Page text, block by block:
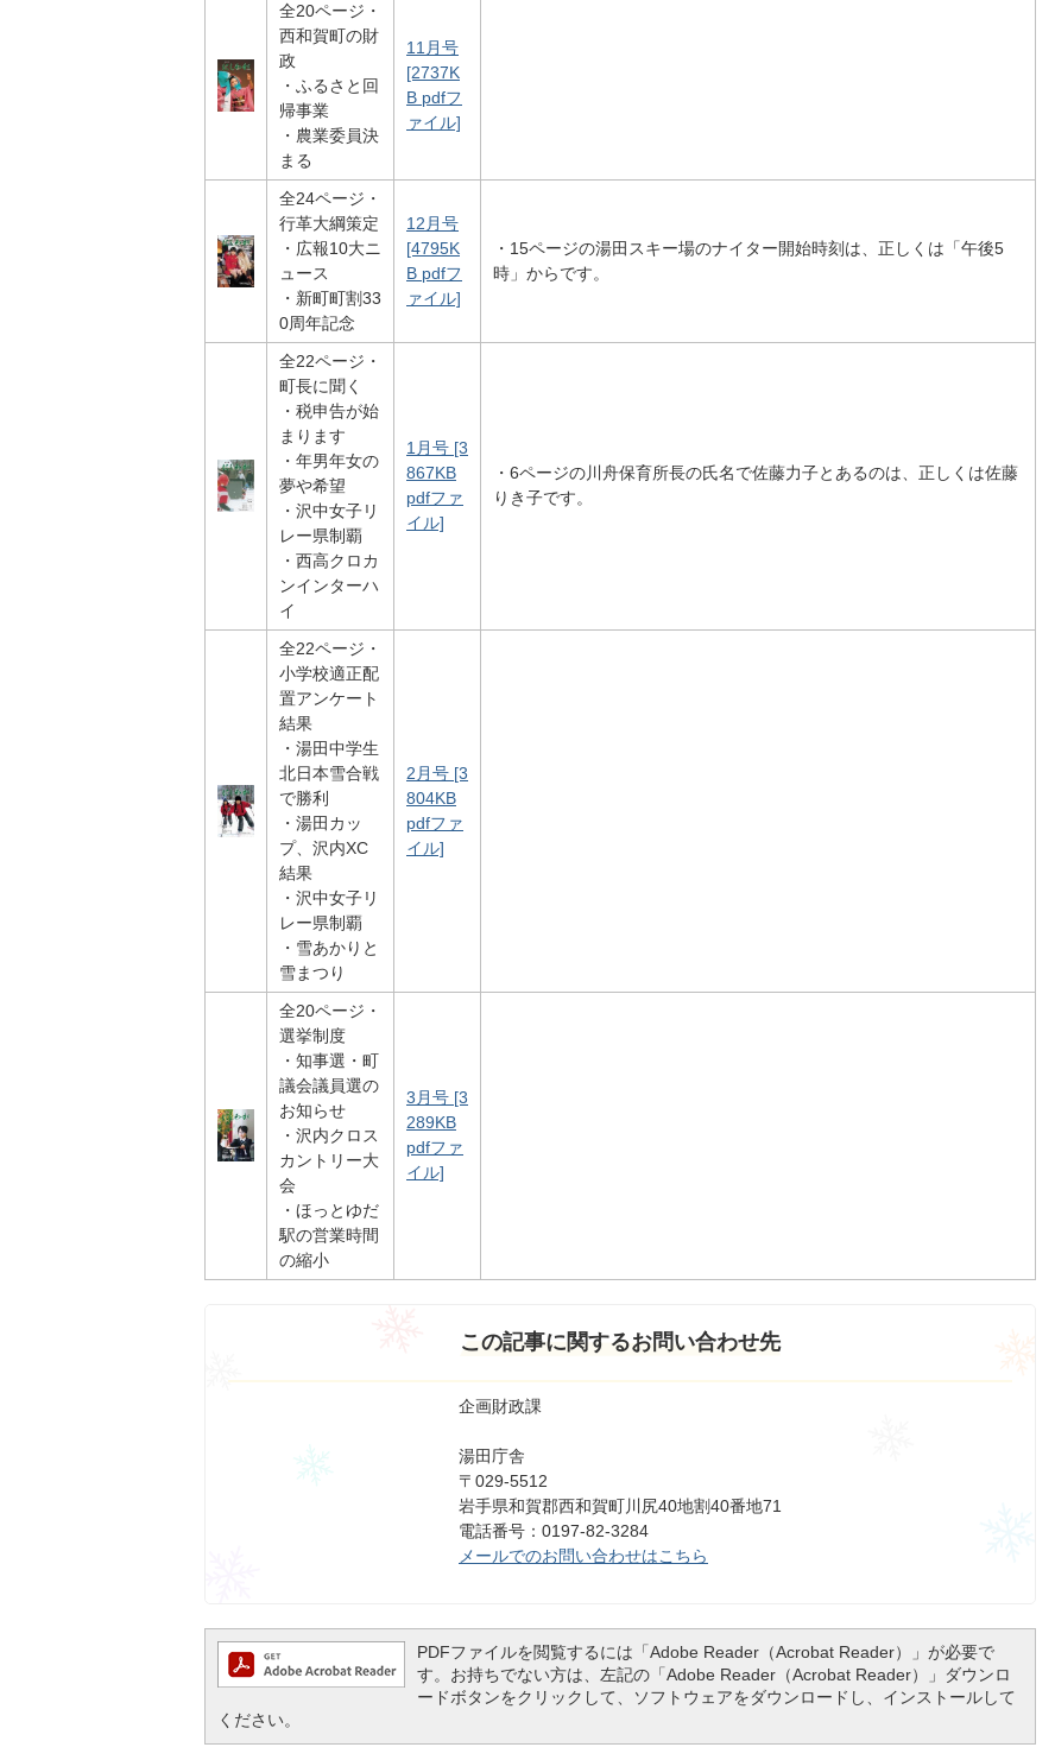
全20ページ・
西和賀町の財
政
・ふるさと回
帰事業
・農業委員決
まる
11月号
[2737K
B pdfフ
ァイル]
全24ページ・
行革大綱策定
・広報10大ニ
ュース
・新町町割33
0周年記念
12月号
[4795K
B pdfフ
ァイル]
・15ページの湯田スキー場のナイター開始時刻は、正しくは「午後5
時」からです。
全22ページ・
町長に聞く
・税申告が始
まります
・年男年女の
夢や希望
・沢中女子リ
レー県制覇
・西高クロカ
ンインターハ
イ
1月号 [3
867KB
pdfファ
イル]
・6ページの川舟保育所長の氏名で佐藤力子とあるのは、正しくは佐藤
りき子です。
全22ページ・
小学校適正配
置アンケート
結果
・湯田中学生
北日本雪合戦
で勝利
・湯田カッ
プ、沢内XC
結果
・沢中女子リ
レー県制覇
・雪あかりと
雪まつり
2月号 [3
804KB
pdfファ
イル]
全20ページ・
選挙制度
・知事選・町
議会議員選の
お知らせ
・沢内クロス
カントリー大
会
・ほっとゆだ
駅の営業時間
の縮小
3月号 [3
289KB
pdfファ
イル]
この記事に関するお問い合わせ先
企画財政課
湯田庁舎
〒029-5512
岩手県和賀郡西和賀町川尻40地割40番地71
電話番号：0197-82-3284
メールでのお問い合わせはこちら
PDFファイルを閲覧するには「Adobe Reader（Acrobat Reader）」が必要で
す。お持ちでない方は、左記の「Adobe Reader（Acrobat Reader）」ダウンロ
ードボタンをクリックして、ソフトウェアをダウンロードし、インストールして
ください。